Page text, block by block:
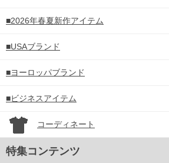
■2026年春夏新作アイテム
■USAブランド
■ヨーロッパブランド
■ビジネスアイテム
コーディネート
特集コンテンツ